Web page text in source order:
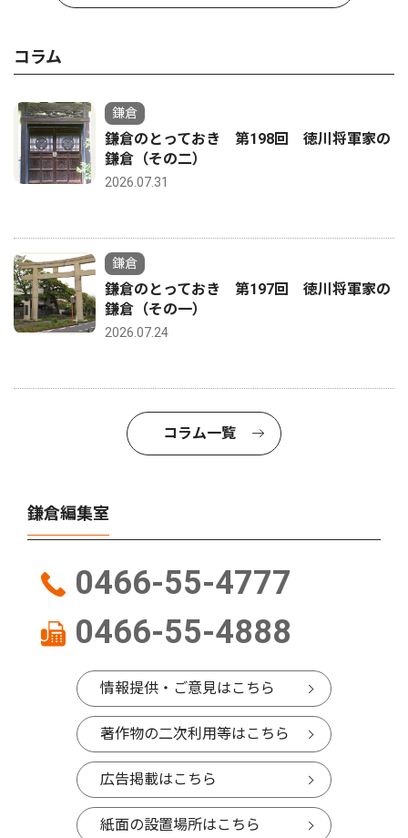
コラム
鎌倉
鎌倉のとっておき 第198回 徳川将軍家の
鎌倉（その二）
2026.07.31
鎌倉
鎌倉のとっておき 第197回 徳川将軍家の
鎌倉（その一）
2026.07.24
コラム一覧
鎌倉編集室
0466-55-4777
0466-55-4888
情報提供・ご意見はこちら
著作物の二次利用等はこちら
広告掲載はこちら
紙面の設置場所はこちら